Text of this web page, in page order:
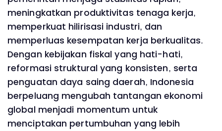
meningkatkan produktivitas tenaga kerja,
memperkuat hilirisasi industri, dan
memperluas kesempatan kerja berkualitas.
Dengan kebijakan fiskal yang hati-hati,
reformasi struktural yang konsisten, serta
penguatan daya saing daerah, Indonesia
berpeluang mengubah tantangan ekonomi
global menjadi momentum untuk
menciptakan pertumbuhan yang lebih